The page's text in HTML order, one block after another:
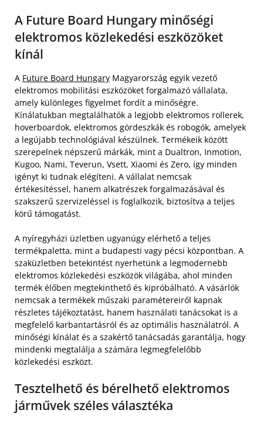
A Future Board Hungary minőségi
elektromos közlekedési eszközöket
kínál
A Future Board Hungary Magyarország egyik vezető
elektromos mobilitási eszközöket forgalmazó vállalata,
amely különleges figyelmet fordít a minőségre.
Kínálatukban megtalálhatók a legjobb elektromos rollerek,
hoverboardok, elektromos gördeszkák és robogók, amelyek
a legújabb technológiával készülnek. Termékeik között
szerepelnek népszerű márkák, mint a Dualtron, Inmotion,
Kugoo, Nami, Teverun, Vsett, Xiaomi és Zero, így minden
igényt ki tudnak elégíteni. A vállalat nemcsak
értékesítéssel, hanem alkatrészek forgalmazásával és
szakszerű szervizeléssel is foglalkozik, biztosítva a teljes
körű támogatást.
A nyíregyházi üzletben ugyanúgy elérhető a teljes
termékpaletta, mint a budapesti vagy pécsi központban. A
szaküzletben betekintést nyerhetünk a legmodernebb
elektromos közlekedési eszközök világába, ahol minden
termék élőben megtekinthető és kipróbálható. A vásárlók
nemcsak a termékek műszaki paramétereiről kapnak
részletes tájékoztatást, hanem használati tanácsokat is a
megfelelő karbantartásról és az optimális használatról. A
minőségi kínálat és a szakértő tanácsadás garantálja, hogy
mindenki megtalálja a számára legmegfelelőbb
közlekedési eszközt.
Tesztelhető és bérelhető elektromos
járművek széles választéka